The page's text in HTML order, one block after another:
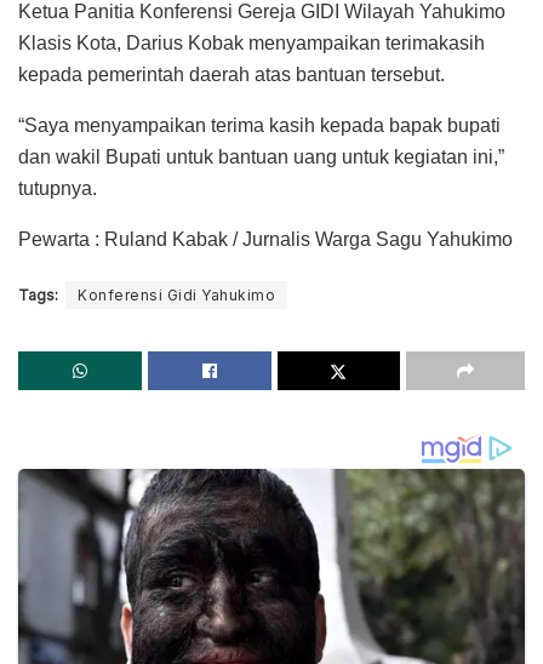
Ketua Panitia Konferensi Gereja GIDI Wilayah Yahukimo
Klasis Kota, Darius Kobak menyampaikan terimakasih
kepada pemerintah daerah atas bantuan tersebut.
“Saya menyampaikan terima kasih kepada bapak bupati
dan wakil Bupati untuk bantuan uang untuk kegiatan ini,”
tutupnya.
Pewarta : Ruland Kabak / Jurnalis Warga Sagu Yahukimo
Tags: Konferensi Gidi Yahukimo